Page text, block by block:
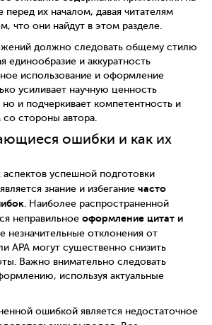
перед их началом, давая читателям
что они найдут в этом разделе.
должно следовать общему стилю
единообразие и аккуратность
использование и оформление
усиливает научную ценность
и подчеркивает компетентность и
стороны автора.
ошибки и как их
успешной подготовки
знание и избегание часто
. Наиболее распространенной
неправильное оформление цитат и
незначительные отклонения от
APA могут существенно снизить
Важно внимательно следовать
используя актуальные
ошибкой является недостаточное